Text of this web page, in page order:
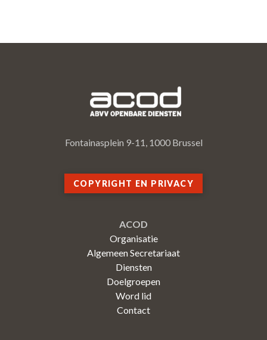
Fontainasplein 9-11, 1000 Brussel
COPYRIGHT EN PRIVACY
ACOD
Organisatie
Algemeen Secretariaat
Diensten
Doelgroepen
Word lid
Contact